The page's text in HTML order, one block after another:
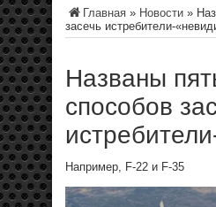
Главная » Новости »
засечь истребители-
Названы
способов
Например, F-22 и F-35